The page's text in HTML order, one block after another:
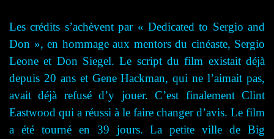
Les crédits s’achèvent par « Dedicated to Sergio and
Don », en hommage aux mentors du cinéaste, Sergio
Leone et Don Siegel. Le script du film existait déjà
depuis 20 ans et Gene Hackman, qui ne l’aimait pas,
avait déjà refusé d’y jouer. C’est finalement Clint
Eastwood qui a réussi à le faire changer d’avis. Le film
a été tourné en 39 jours. La petite ville de Big